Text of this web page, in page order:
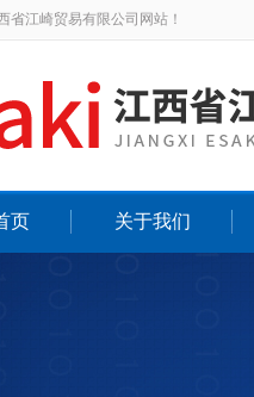
省江崎贸易有限公司网站！
页 关于我们